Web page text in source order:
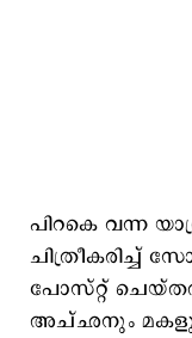
പിറകെ വന്ന
ചിത്രീകരിച്ച്
പോസ്റ്റ്
അച്ഛനും മകളും